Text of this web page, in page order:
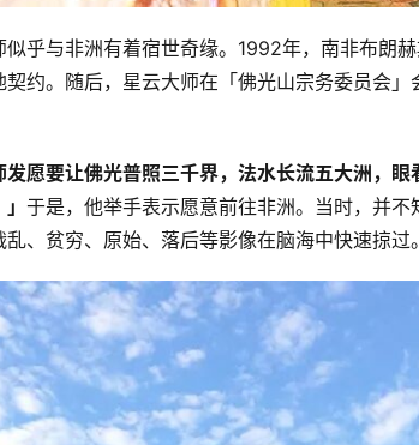
乎与非洲有着宿世奇缘。1992年，南非布朗
约。随后，星云大师在「佛光山宗务委员会
发愿要让佛光普照三千界，法水长流五大洲，
于是，他举手表示愿意前往非洲。当时，并
、贫穷、原始、落后等影像在脑海中快速掠